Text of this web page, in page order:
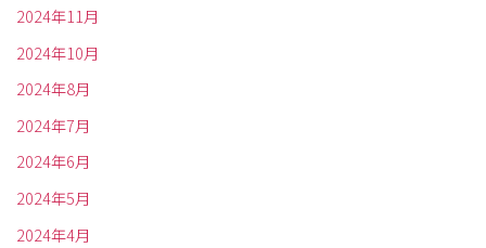
2024年11月
2024年10月
2024年8月
2024年7月
2024年6月
2024年5月
2024年4月